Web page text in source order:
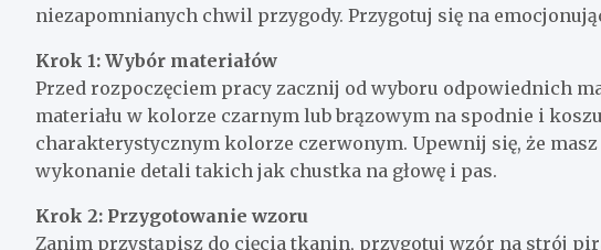
niezapomnianych chwil przygody. Przygotuj się na
Krok 1: Wybór materiałów
Przed rozpoczęciem pracy zacznij od wyboru odpowiednich
materiału w kolorze czarnym lub brązowym na spodnie i
charakterystycznym kolorze czerwonym. Upewnij się, że masz
wykonanie detali takich jak chustka na głowę i pas.
Krok 2: Przygotowanie wzoru
Zanim przystąpisz do cięcia tkanin, przygotuj wzór na strój